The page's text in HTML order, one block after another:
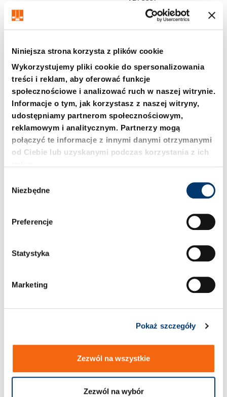
Niniejsza strona korzysta z plików cookie
Wykorzystujemy pliki cookie do spersonalizowania
treści i reklam, aby oferować funkcje
społecznościowe i analizować ruch w naszej witrynie.
Informacje o tym, jak korzystasz z naszej witryny,
udostępniamy partnerom społecznościowym,
reklamowym i analitycznym. Partnerzy mogą
połączyć te informacje z innymi danymi otrzymanymi
od Ciebie lub uzyskanymi podczas korzystania z ich
Niezbędne
Preferencje
Statystyka
Marketing
Pokaż szczegóły
Zezwól na wszystkie
Zezwól na wybór
2961.30.55. Listwa
ślizgowa, Stal / Stal ze
2961.74.55. Listwa
ślizgowa, Stal / Brąz z